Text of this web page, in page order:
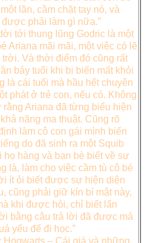
lần, cầm chặt tay nó, và
phải làm gì nữa.”
tới thung lũng Godric là một
Ariana mãi mãi, một việc có lẽ
Và thời điểm đó cũng rất
bảy tuổi khi bị biến mất khỏi
là cái tuổi mà hầu hết chuyên
phát ở trẻ con, nếu có. Không
Ariana đã từng biểu hiện
năng ma thuật. Cũng rõ
làm cô con gái mình biến
do đã sinh ra một Squib
hàng và bạn bè biết về sự
là, làm cho việc cầm tù cô bé
ít ỏi biết được sự hiện diện
cũng phải giữ kín bí mật này,
khi được hỏi, chỉ biết lẩn
bằng câu trả lời đã được má
yếu để đi học.”